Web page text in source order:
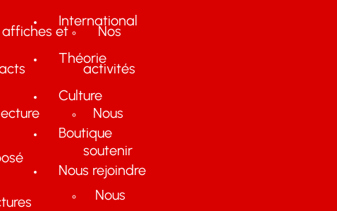
affiches et Nos
activités
Nous
soutenir
Nous
International
Théorie
Culture
Boutique
Nous rejoindre